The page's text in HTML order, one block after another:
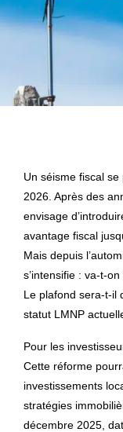
Un séisme fiscal
2026. Après des
envisage
avantage fiscal
Mais depuis
s’intensifie : va-t-
Le plafond sera-t-il
statut LMNP
Pour les
Cette réforme
investissements
stratégies
décembre 2025,